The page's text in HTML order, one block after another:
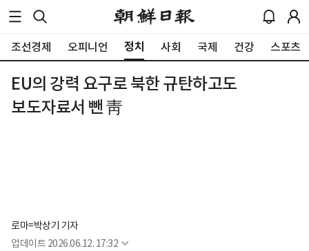
조선경제 오피니언 정치 사회 국제 건강 스포츠
EU의 강력 요구로 북한 규탄하고도
보도자료서 뺀 靑
로마=박상기 기자
업데이트 2026.06.12. 17:32